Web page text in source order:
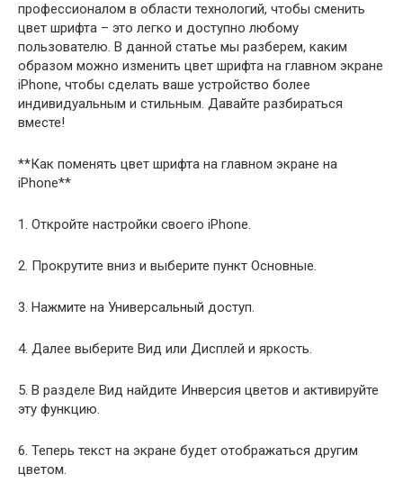
профессионалом в области технологий, чтобы сменить
цвет шрифта – это легко и доступно любому
пользователю. В данной статье мы разберем, каким
образом можно изменить цвет шрифта на главном экране
iPhone, чтобы сделать ваше устройство более
индивидуальным и стильным. Давайте разбираться
вместе!
**Как поменять цвет шрифта на главном экране на
iPhone**
1. Откройте настройки своего iPhone.
2. Прокрутите вниз и выберите пункт Основные.
3. Нажмите на Универсальный доступ.
4. Далее выберите Вид или Дисплей и яркость.
5. В разделе Вид найдите Инверсия цветов и активируйте
эту функцию.
6. Теперь текст на экране будет отображаться другим
цветом.